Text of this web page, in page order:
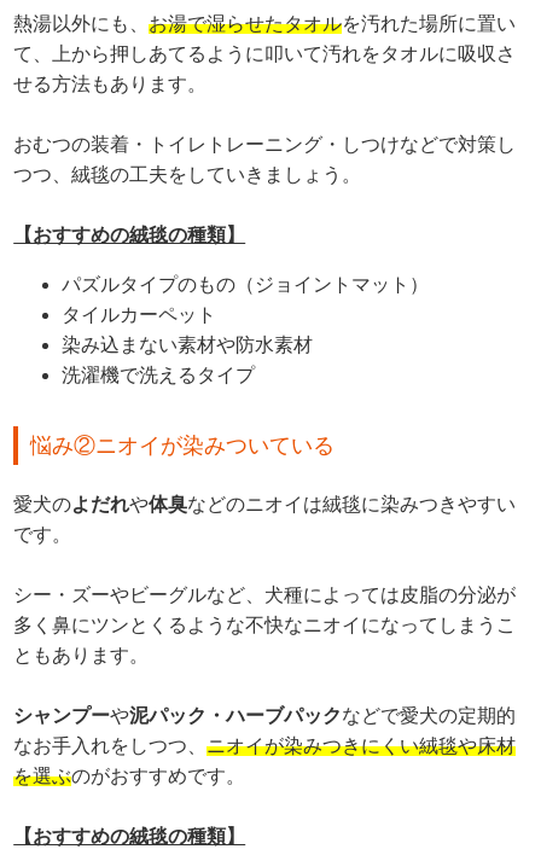
熱湯以外にも、お湯で湿らせたタオルを汚れた場所に置い
て、上から押しあてるように叩いて汚れをタオルに吸収さ
せる方法もあります。
おむつの装着・トイレトレーニング・しつけなどで対策し
つつ、絨毯の工夫をしていきましょう。
【おすすめの絨毯の種類】
パズルタイプのもの（ジョイントマット）
タイルカーペット
染み込まない素材や防水素材
洗濯機で洗えるタイプ
悩み②ニオイが染みついている
愛犬のよだれや体臭などのニオイは絨毯に染みつきやすい
です。
シー・ズーやビーグルなど、犬種によっては皮脂の分泌が
多く鼻にツンとくるような不快なニオイになってしまうこ
ともあります。
シャンプーや泥パック・ハーブパックなどで愛犬の定期的
なお手入れをしつつ、ニオイが染みつきにくい絨毯や床材
を選ぶのがおすすめです。
【おすすめの絨毯の種類】